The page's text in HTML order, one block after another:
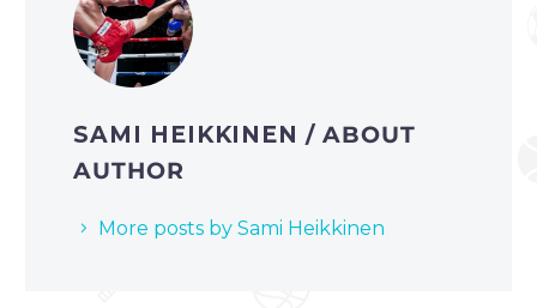
SAMI HEIKKINEN/ ABOUT
AUTHOR
More posts by Sami Heikkinen